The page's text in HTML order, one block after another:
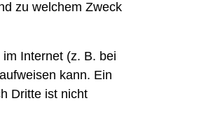
kann. Ein
Dritte ist nicht